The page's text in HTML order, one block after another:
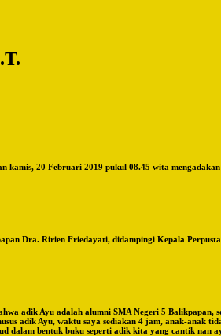
kamis, 20 Februari 2019 pukul 08.45 wita
Dra. Ririen Friedayati, didampingi Kepala
adik Ayu adalah alumni SMA Negeri 5 Balikpapan,
adik Ayu, waktu saya sediakan 4 jam, anak-anak
dalam bentuk buku seperti adik kita yang cantik nan